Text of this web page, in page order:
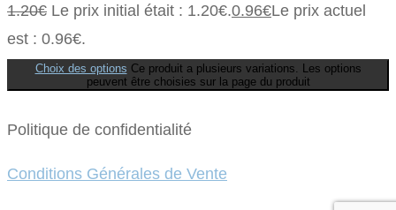
1.20€ Le prix initial était : 1.20€.0.96€Le prix actuel
est : 0.96€.
Choix des options Ce produit a plusieurs variations. Les options
peuvent être choisies sur la page du produit
Politique de confidentialité
Conditions Générales de Vente